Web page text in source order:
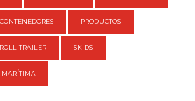
PRODUCTOS
ROLL-TRAILER SKIDS
MARÍTIMA